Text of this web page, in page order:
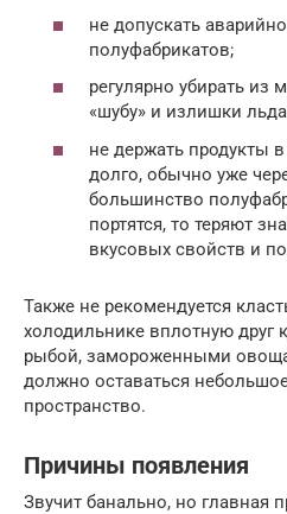
не допускать
полуфабрикатов;
регулярно убирать
«шубу» и излишки
не держать продукты
долго, обычно уже
большинство
портятся, то теряют
вкусовых свойств и
Также не рекомендуется
холодильнике вплотную друг
рыбой, замороженными
должно оставаться
пространство.
Причины появления
Звучит банально, но главная